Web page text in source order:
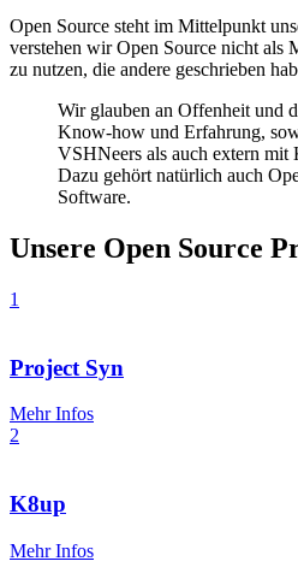
Open Source steht im Mittelpunkt
verstehen wir Open Source nicht als
zu nutzen, die andere geschrieben
Wir glauben an Offenheit und
Know-how und Erfahrung,
VSHNeers als auch extern mit
Dazu gehört natürlich auch
Software.
Unsere Open Source
1
Project Syn
Mehr Infos
2
K8up
Mehr Infos